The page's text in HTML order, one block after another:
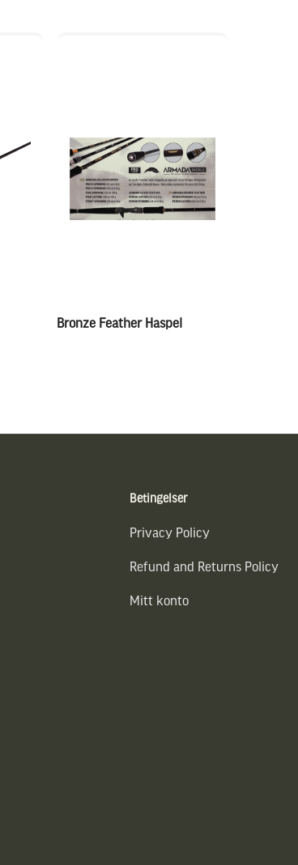
Bronze Feather Haspel
Betingelser
Privacy Policy
Refund and Returns Policy
Mitt konto